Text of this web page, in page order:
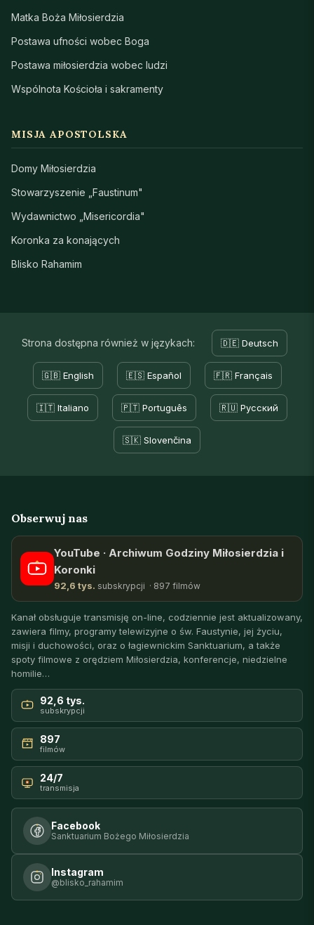
Matka Boża Miłosierdzia
Postawa ufności wobec Boga
Postawa miłosierdzia wobec ludzi
Wspólnota Kościoła i sakramenty
MISJA APOSTOLSKA
Domy Miłosierdzia
Stowarzyszenie „Faustinum"
Wydawnictwo „Misericordia"
Koronka za konających
Blisko Rahamim
Strona dostępna również w językach: 🇩🇪 Deutsch
🇬🇧 English 🇪🇸 Español 🇫🇷 Français
🇮🇹 Italiano 🇵🇹 Português 🇷🇺 Русский
🇸🇰 Slovenčina
Obserwuj nas
YouTube · Archiwum Godziny Miłosierdzia i
Koronki
92,6 tys. subskrypcji · 897 filmów
Kanał obsługuje transmisję on-line, codziennie jest aktualizowany,
zawiera filmy, programy telewizyjne o św. Faustynie, jej życiu,
misji i duchowości, oraz o łagiewnickim Sanktuarium, a także
spoty filmowe z orędziem Miłosierdzia, konferencje, niedzielne
homilie…
92,6 tys.
subskrypcji
897
filmów
24/7
transmisja
Facebook
Sanktuarium Bożego Miłosierdzia
Instagram
@blisko_rahamim